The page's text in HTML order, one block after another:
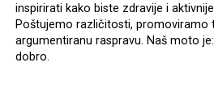
inspirirati kako biste zdravije i
Poštujemo različitosti, promoviramo
argumentiranu raspravu. Naš moto
dobro.